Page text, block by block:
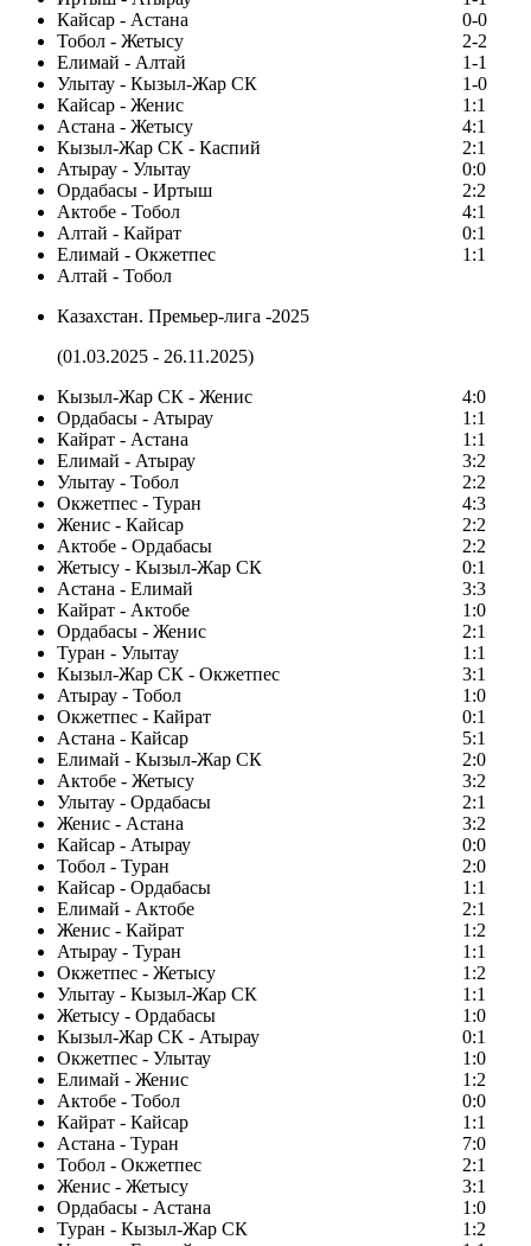
Кайсар - Астана
0-0
Тобол - Жетысу
2-2
Елимай - Алтай
1-1
Улытау - Кызыл-Жар СК
1-0
Кайсар - Женис
1:1
Астана - Жетысу
4:1
Кызыл-Жар СК - Каспий
2:1
Атырау - Улытау
0:0
Ордабасы - Иртыш
2:2
Актобе - Тобол
4:1
Алтай - Кайрат
0:1
Елимай - Окжетпес
1:1
Алтай - Тобол
Казахстан. Премьер-лига -2025
(01.03.2025 - 26.11.2025)
Кызыл-Жар СК - Женис
4:0
Ордабасы - Атырау
1:1
Кайрат - Астана
1:1
Елимай - Атырау
3:2
Улытау - Тобол
2:2
Окжетпес - Туран
4:3
Женис - Кайсар
2:2
Актобе - Ордабасы
2:2
Жетысу - Кызыл-Жар СК
0:1
Астана - Елимай
3:3
Кайрат - Актобе
1:0
Ордабасы - Женис
2:1
Туран - Улытау
1:1
Кызыл-Жар СК - Окжетпес
3:1
Атырау - Тобол
1:0
Окжетпес - Кайрат
0:1
Астана - Кайсар
5:1
Елимай - Кызыл-Жар СК
2:0
Актобе - Жетысу
3:2
Улытау - Ордабасы
2:1
Женис - Астана
3:2
Кайсар - Атырау
0:0
Тобол - Туран
2:0
Кайсар - Ордабасы
1:1
Елимай - Актобе
2:1
Женис - Кайрат
1:2
Атырау - Туран
1:1
Окжетпес - Жетысу
1:2
Улытау - Кызыл-Жар СК
1:1
Жетысу - Ордабасы
1:0
Кызыл-Жар СК - Атырау
0:1
Окжетпес - Улытау
1:0
Елимай - Женис
1:2
Актобе - Тобол
0:0
Кайрат - Кайсар
1:1
Астана - Туран
7:0
Тобол - Окжетпес
2:1
Женис - Жетысу
3:1
Ордабасы - Астана
1:0
Туран - Кызыл-Жар СК
1:2